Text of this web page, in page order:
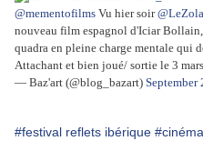
@mementofilms Vu hier soir
nouveau film espagnol d'Iciar
quadra en pleine charge mentale qui
Attachant et bien joué/ sortie le 3
— Baz'art (@blog_bazart) September
#festival reflets ibérique